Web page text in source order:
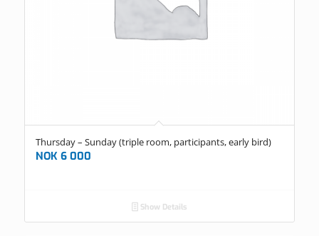
Thursday – Sunday (triple room, participants, early bird)
NOK6 000
Show Details